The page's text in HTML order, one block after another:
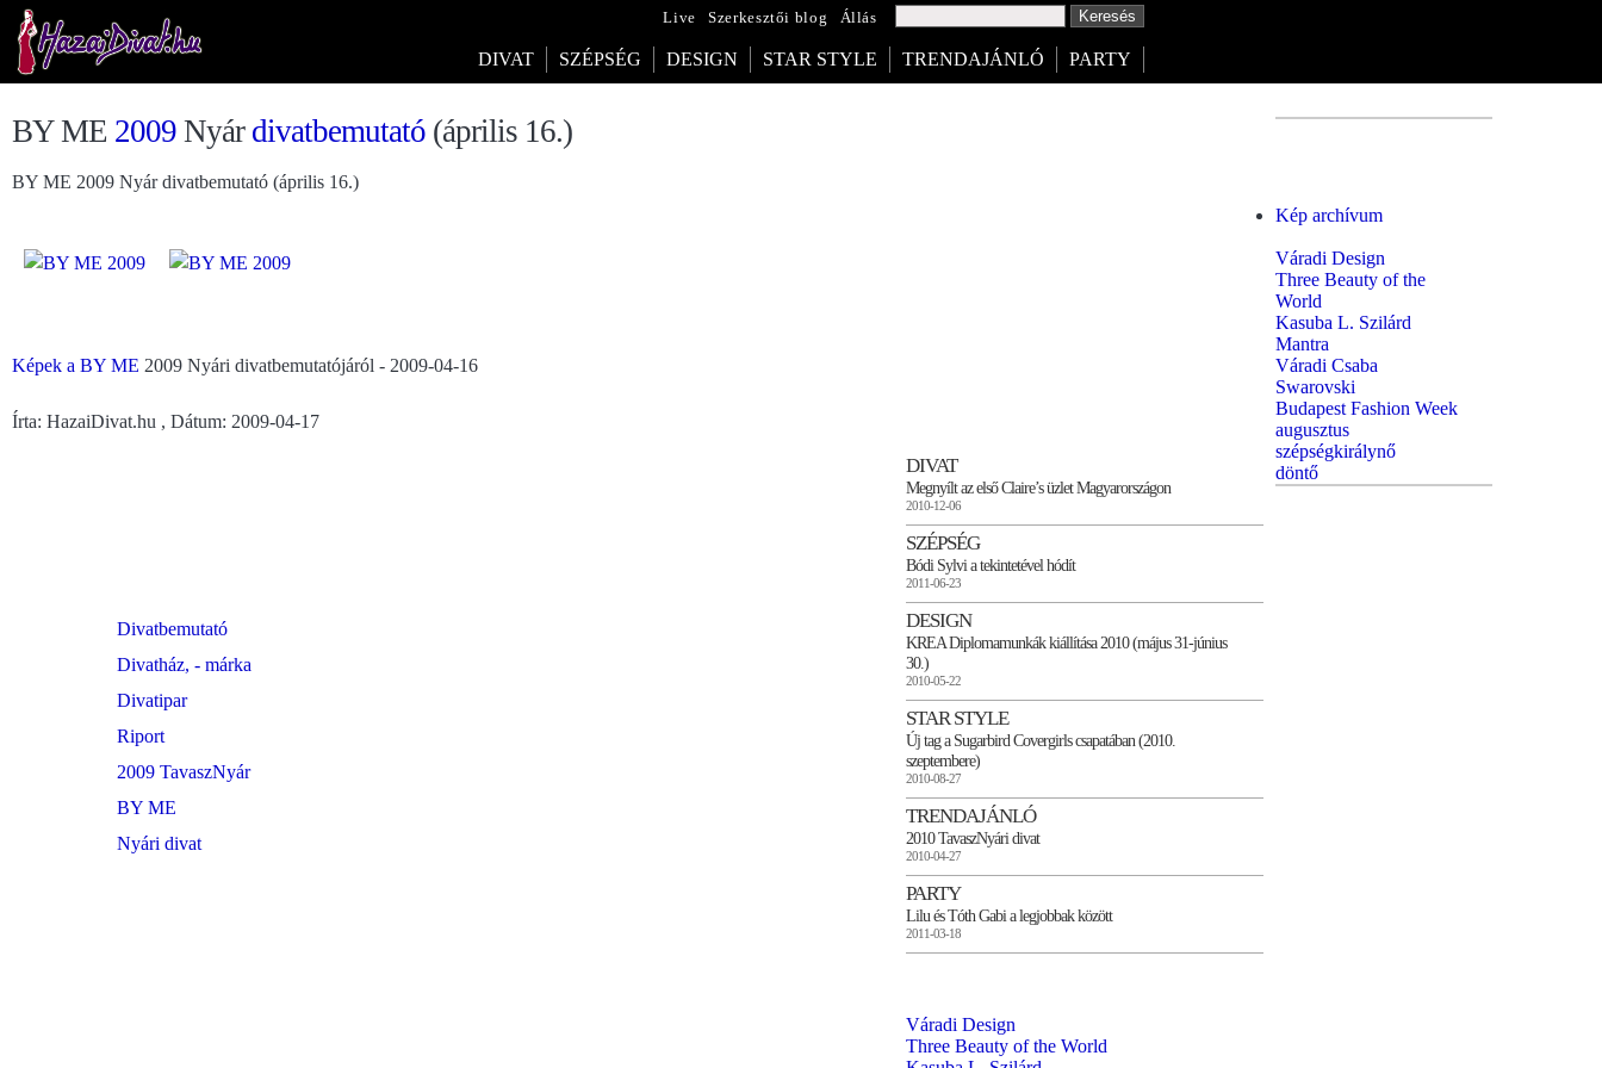
Live Szerkesztői blog Állás
DIVAT SZÉPSÉG DESIGN STAR STYLE TRENDAJÁNLÓ PARTY
BY ME 2009 Nyár divatbemutató (április 16.)
BY ME 2009 Nyár divatbemutató (április 16.)
Képek a BY ME 2009 Nyári divatbemutatójáról - 2009-04-16
Írta: HazaiDivat.hu , Dátum: 2009-04-17
Divatbemutató
Divatház, - márka
Divatipar
Riport
2009 TavaszNyár
BY ME
Nyári divat
DIVAT
Megnyílt az első Claire’s üzlet Magyarországon
2010-12-06
SZÉPSÉG
Bódi Sylvi a tekintetével hódít
2011-06-23
DESIGN
KREA Diplomamunkák kiállítása 2010 (május 31-június
30.)
2010-05-22
STAR STYLE
Új tag a Sugarbird Covergirls csapatában (2010.
szeptembere)
2010-08-27
TRENDAJÁNLÓ
2010 TavaszNyári divat
2010-04-27
PARTY
Lilu és Tóth Gabi a legjobbak között
2011-03-18
Váradi Design
Three Beauty of the World
Kép archívum
Váradi Design
Three Beauty of the
World
Kasuba L. Szilárd
Mantra
Váradi Csaba
Swarovski
Budapest Fashion Week
augusztus
szépségkirálynő
döntő